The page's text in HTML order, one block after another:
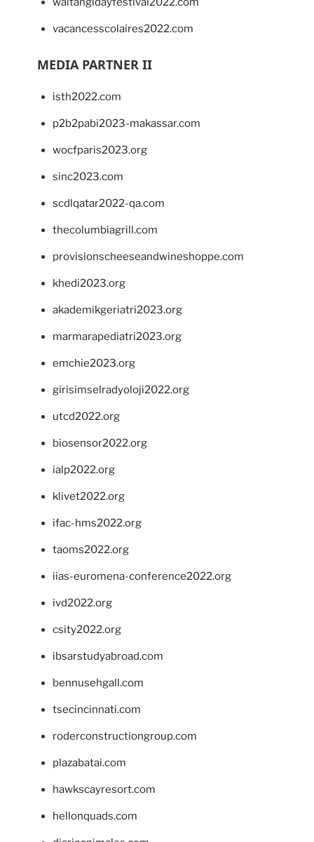
vacancesscolaires2022.com
MEDIA PARTNER II
isth2022.com
p2b2pabi2023-makassar.com
wocfparis2023.org
sinc2023.com
scdlqatar2022-qa.com
thecolumbiagrill.com
provisionscheeseandwineshoppe.com
khedi2023.org
akademikgeriatri2023.org
marmarapediatri2023.org
emchie2023.org
girisimselradyoloji2022.org
utcd2022.org
biosensor2022.org
ialp2022.org
klivet2022.org
ifac-hms2022.org
taoms2022.org
iias-euromena-conference2022.org
ivd2022.org
csity2022.org
ibsarstudyabroad.com
bennusehgall.com
tsecincinnati.com
roderconstructiongroup.com
plazabatai.com
hawkscayresort.com
hellonquads.com